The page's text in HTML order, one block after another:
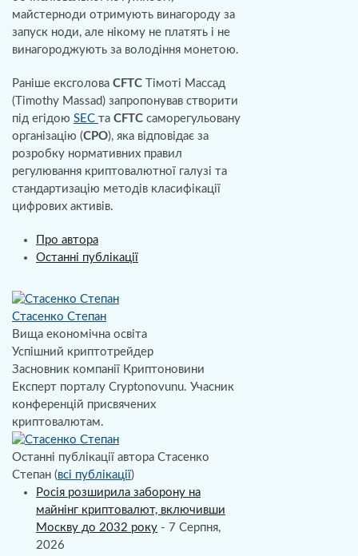
майстерноди отримують винагороду за
запуск ноди, але нікому не платять і не
винагороджують за володіння монетою.
Раніше ексголова CFTC Тімоті Массад
(Timothy Massad) запропонував створити
під егідою SEC та CFTC саморегульовану
організацію (СРО), яка відповідає за
розробку нормативних правил
регулювання криптовалютної галузі та
стандартизацію методів класифікації
цифрових активів.
Про автора
Останні публікації
Стасенко Степан
Вища економічна освіта
Успішний криптотрейдер
Засновник компанії Криптоновини
Експерт порталу Cryptonovunu. Учасник
конференцій присвячених
криптовалютам.
Останні публікації автора Стасенко
Степан (всі публікації)
Росія розширила заборону на
майнінг криптовалют, включивши
Москву до 2032 року - 7 Серпня,
2026